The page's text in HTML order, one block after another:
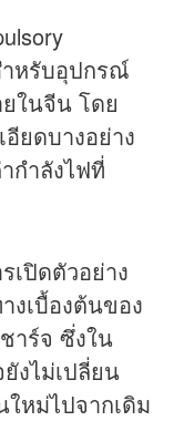
หรับอุปกรณ์
ในจีน โดย
ยดบางอย่าง
กำลังไฟที่
เปิดตัวอย่าง
งเบื้องต้นของ
าร์จ ซึ่งใน
งไม่เปลี่ยน
หม่ไปจากเดิม